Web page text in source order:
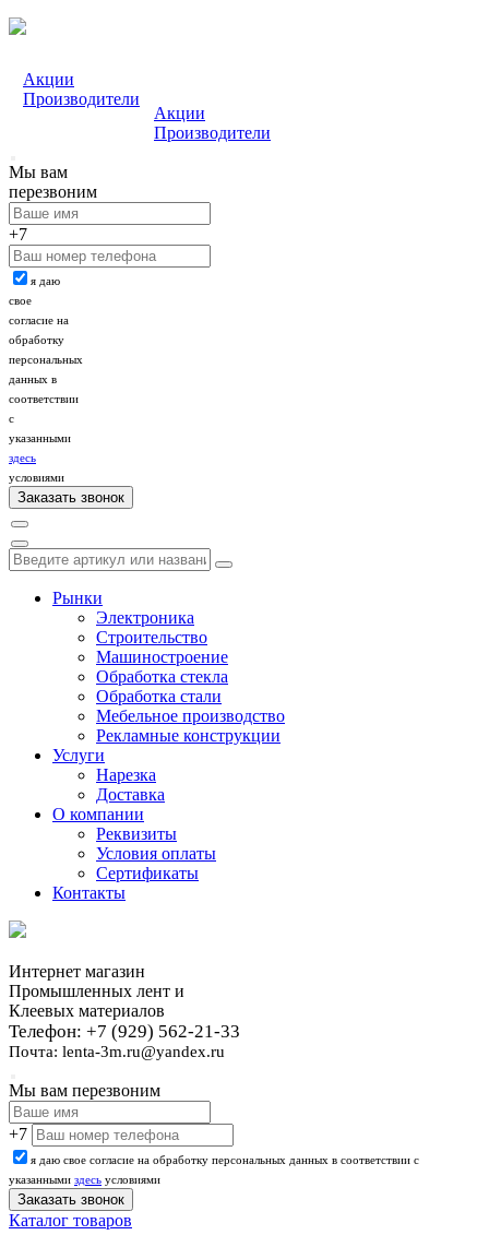
Акции
Производители
Акции
Производители
Мы вам
перезвоним
+7
я даю
свое
согласие на
обработку
персональных
данных в
соответствии
с
указанными
здесь
условиями
Рынки
Электроника
Строительство
Машиностроение
Обработка стекла
Обработка стали
Мебельное производство
Рекламные конструкции
Услуги
Нарезка
Доставка
О компании
Реквизиты
Условия оплаты
Сертификаты
Контакты
Интернет магазин
Промышленных лент и
Клеевых материалов
Телефон: +7 (929) 562-21-33
Почта: lenta-3m.ru@yandex.ru
Мы вам перезвоним
+7
я даю свое согласие на обработку персональных данных в соответствии с
указанными здесь условиями
Каталог товаров